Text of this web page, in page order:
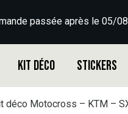
passée après le 05/
Kit déco Stickers
déco Motocross – KTM –